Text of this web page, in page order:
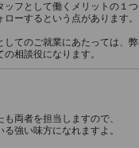
フとして働くメリットの１つ
ーするという点があります。
してのご就業にあたっては、
相談役になります。
両者を担当しますので、
強い味方になれますよ。